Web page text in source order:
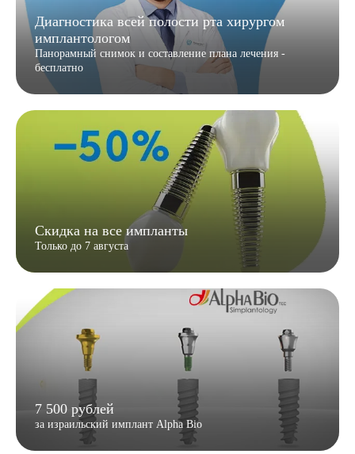
Диагностика всей полости рта хирургом
имплантологом
Панорамный снимок и составление плана лечения -
бесплатно
Скидка на все импланты
Только до 7 августа
7 500 рублей
за израильский имплант Alpha Bio